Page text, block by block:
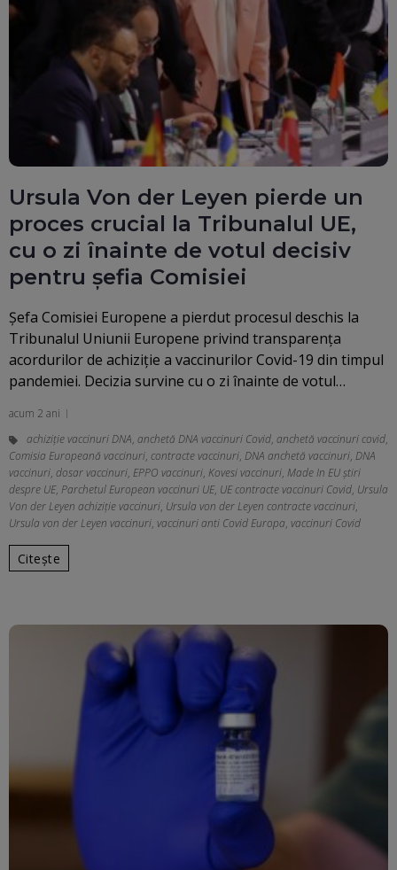
Ursula Von der Leyen pierde un
proces crucial la Tribunalul UE,
cu o zi înainte de votul decisiv
pentru șefia Comisiei
Șefa Comisiei Europene a pierdut procesul deschis la
Tribunalul Uniunii Europene privind transparența
acordurilor de achiziție a vaccinurilor Covid-19 din timpul
pandemiei. Decizia survine cu o zi înainte de votul…
acum 2 ani
achiziție vaccinuri DNA, anchetă DNA vaccinuri Covid, anchetă vaccinuri covid,
Comisia Europeană vaccinuri, contracte vaccinuri, DNA anchetă vaccinuri, DNA
vaccinuri, dosar vaccinuri, EPPO vaccinuri, Kovesi vaccinuri, Made In EU știri
despre UE, Parchetul European vaccinuri UE, UE contracte vaccinuri Covid, Ursula
Von der Leyen achiziție vaccinuri, Ursula von der Leyen contracte vaccinuri,
Ursula von der Leyen vaccinuri, vaccinuri anti Covid Europa, vaccinuri Covid
Citește